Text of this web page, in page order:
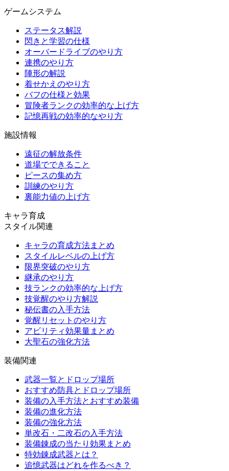
ゲームシステム
ステータス解説
閃きと学習の仕様
オーバードライブのやり方
連携のやり方
陣形の解説
着せかえのやり方
バフの仕様と効果
冒険者ランクの効率的な上げ方
記憶再戦の効率的なやり方
施設情報
遠征の解放条件
道場でできること
ピースの集め方
訓練のやり方
裏能力値の上げ方
キャラ育成
スタイル関連
キャラの育成方法まとめ
スタイルレベルの上げ方
限界突破のやり方
継承のやり方
技ランクの効率的な上げ方
技覚醒のやり方解説
秘伝書の入手方法
覚醒リセットのやり方
アビリティ効果量まとめ
大聖石の強化方法
装備関連
武器一覧とドロップ場所
おすすめ防具とドロップ場所
装備の入手方法とおすすめ装備
装備の進化方法
装備の強化方法
単改石・二改石の入手方法
装備錬成の当たり効果まとめ
特効錬成武器とは？
追憶武器はどれを作るべき？